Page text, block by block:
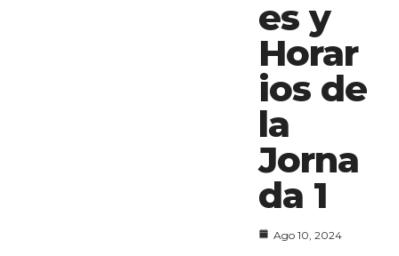
es y
Horar
ios de
la
Jorna
da 1
Ago 10, 2024